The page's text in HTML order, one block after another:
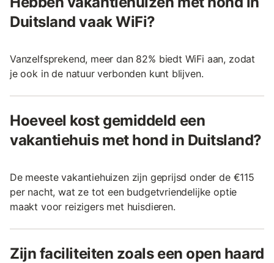
Duitsland vaak WiFi?
Vanzelfsprekend, meer dan 82% biedt WiFi aan, zodat
je ook in de natuur verbonden kunt blijven.
Hoeveel kost gemiddeld een
vakantiehuis met hond in Duitsland?
De meeste vakantiehuizen zijn geprijsd onder de €115
per nacht, wat ze tot een budgetvriendelijke optie
maakt voor reizigers met huisdieren.
Zijn faciliteiten zoals een open haard